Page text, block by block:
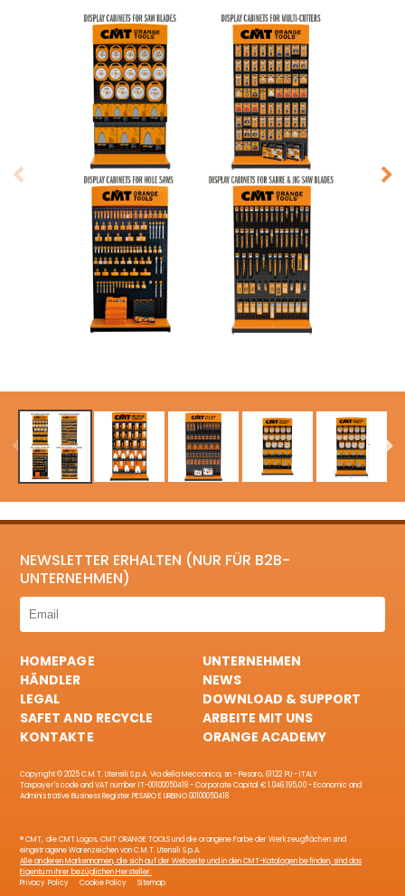
NEWSLETTER ERHALTEN (NUR FÜR B2B-
UNTERNEHMEN)
HOMEPAGE
UNTERNEHMEN
HÄNDLER
NEWS
LEGAL
DOWNLOAD & SUPPORT
SAFET AND RECYCLE
ARBEITE MIT UNS
KONTAKTE
ORANGE ACADEMY
Copyright © 2025 C.M.T. Utensili S.p.A. Via della Meccanica, sn - Pesaro, 61122 PU - ITALY
Taxpayer's code and VAT number IT-00100050418 - Corporate Capital € 1.046.195,00 - Economic and
Administrative Business Register PESARO E URBINO 00100050418
® CMT, die CMT Logos, CMT ORANGE TOOLS und die orangene Farbe der Werkzeugflächen sind
eingetragene Warenzeichen von C.M.T. Utensili S.p.A.
Alle anderen Markennamen, die sich auf der Webseite und in den CMT-Katalogen befinden, sind das
Eigentum ihrer bezüglichen Hersteller.
Privacy Policy
Cookie Policy Sitemap